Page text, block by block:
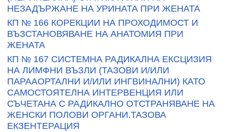
НЕЗАДЪРЖАНЕ НА УРИНАТА ПРИ ЖЕНАТА
КП № 166 КОРЕКЦИИ НА ПРОХОДИМОСТ И
ВЪЗСТАНОВЯВАНЕ НА АНАТОМИЯ ПРИ
ЖЕНАТА
КП № 167 СИСТЕМНА РАДИКАЛНА ЕКСЦИЗИЯ
НА ЛИМФНИ ВЪЗЛИ (ТАЗОВИ И/ИЛИ
ПАРААОРТАЛНИ И/ИЛИ ИНГВИНАЛНИ) КАТО
САМОСТОЯТЕЛНА ИНТЕРВЕНЦИЯ ИЛИ
СЪЧЕТАНА С РАДИКАЛНО ОТСТРАНЯВАНЕ НА
ЖЕНСКИ ПОЛОВИ ОРГАНИ.ТАЗОВА
ЕКЗЕНТЕРАЦИЯ